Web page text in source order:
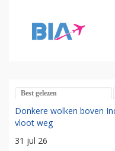
Best gelezen
Donkere wolken boven
vloot weg
31 jul 26